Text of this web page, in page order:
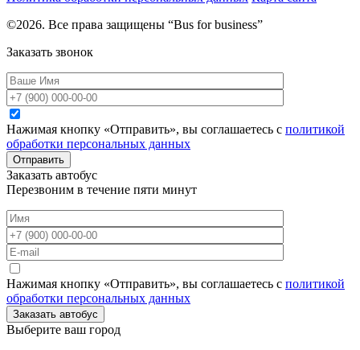
©2026. Все права защищены “Bus for business”
Заказать звонок
Нажимая кнопку «Отправить», вы соглашаетесь с политикой
обработки персональных данных
Отправить
Заказать автобус
Перезвоним в течение пяти минут
Нажимая кнопку «Отправить», вы соглашаетесь с политикой
обработки персональных данных
Заказать автобус
Выберите ваш город